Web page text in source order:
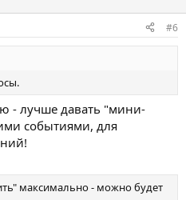
#6
- лучше давать "мини-
событиями, для
максимально - можно будет